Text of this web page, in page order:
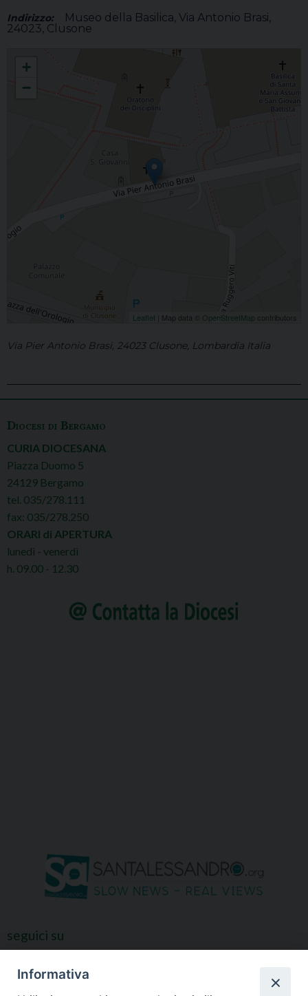
Indirizzo:
Museo della Basilica, Via Antonio Brasi,
24023, Clusone
+
−
Leaflet | Map data © OpenStreetMap contributors
Via Pier Antonio Brasi, 24023 Clusone, Lombardia Italia
Diocesi di Bergamo
CURIA DIOCESANA
Piazza Duomo 5
24129 Bergamo
tel. 035/278.111
fax: 035/278.250
ORARI di APERTURA
lunedì - venerdì
h. 09.00 - 12.30
seguici su
Informativa